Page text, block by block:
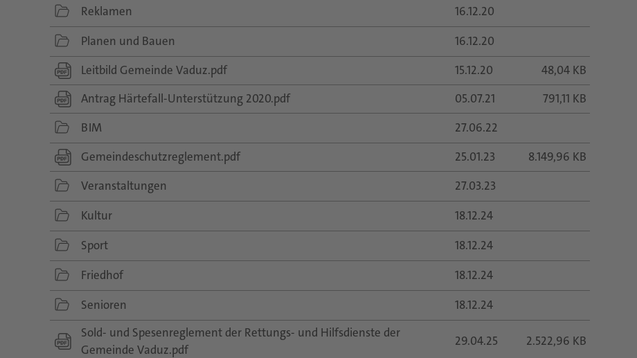
folder
icon
Reklamen
16.12.20
folder
icon
Planen und Bauen
16.12.20
Leitbild Gemeinde Vaduz.pdf
15.12.20
48,04 KB
Antrag Härtefall-Unterstützung 2020.pdf
05.07.21
791,11 KB
folder
icon
BIM
27.06.22
Gemeindeschutzreglement.pdf
25.01.23
8.149,96 KB
folder
icon
Veranstaltungen
27.03.23
folder
icon
Kultur
18.12.24
folder
icon
Sport
18.12.24
folder
icon
Friedhof
18.12.24
folder
icon
Senioren
18.12.24
Sold- und Spesenreglement der Rettungs- und Hilfsdienste der
Gemeinde Vaduz.pdf
29.04.25 2.522,96 KB